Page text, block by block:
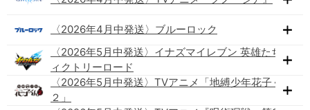
〈2026年4月中発送〉ブルーロック
〈2026年5月中発送〉イナズマイレブン 英雄たちのヴ
ィクトリーロード
〈2026年5月中発送〉TVアニメ「地縛少年花子くん
２」